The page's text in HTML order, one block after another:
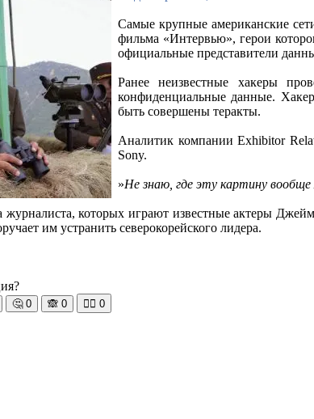
Самые крупные американские
фильма «Интервью», герои
официальные представители
Ранее неизвестные хакеры
конфиденциальные данные.
быть совершены теракты.
Аналитик компании Exhibitor
Sony.
»Не знаю, где эту картину
журналиста, которых играют известные актеры
им устранить северокорейского лидера.
🤔 0 🙈 0 🧘‍♀️ 0